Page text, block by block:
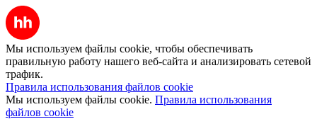
Мы используем файлы cookie, чтобы обеспечивать
правильную работу нашего веб-сайта и анализировать сетевой
трафик.
Правила использования файлов cookie
Мы используем файлы cookie. Правила использования
файлов cookie